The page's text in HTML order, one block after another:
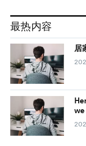
最热内容
居